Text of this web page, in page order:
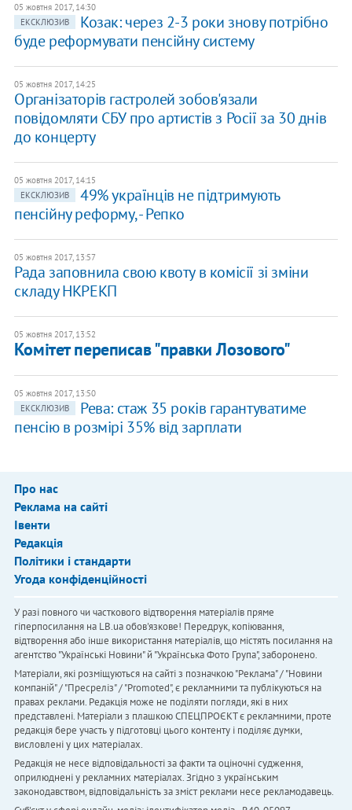
05 жовтня 2017, 14:30
ЕКСКЛЮЗИВ
Козак: через 2-3 роки знову потрібно
буде реформувати пенсійну систему
05 жовтня 2017, 14:25
Організаторів гастролей зобов'язали
повідомляти СБУ про артистів з Росії за 30 днів
до концерту
05 жовтня 2017, 14:15
ЕКСКЛЮЗИВ
49% українців не підтримують
пенсійну реформу, - Репко
05 жовтня 2017, 13:57
Рада заповнила свою квоту в комісії зі зміни
складу НКРЕКП
05 жовтня 2017, 13:52
Комітет переписав "правки Лозового"
05 жовтня 2017, 13:50
ЕКСКЛЮЗИВ
Рева: стаж 35 років гарантуватиме
пенсію в розмірі 35% від зарплати
Про нас
Реклама на сайті
Івенти
Редакція
Політики і стандарти
Угода конфіденційності
У разі повного чи часткового відтворення матеріалів пряме
гіперпосилання на LB.ua обов'язкове! Передрук, копіювання,
відтворення або інше використання матеріалів, що містять посилання на
агентство "Українськi Новини" й "Українська Фото Група", заборонено.
Матеріали, які розміщуються на сайті з позначкою "Реклама" / "Новини
компаній" / "Пресреліз" / "Promoted", є рекламними та публікуються на
правах реклами. Редакція може не поділяти погляди, які в них
представлені. Матеріали з плашкою СПЕЦПРОЄКТ є рекламними, проте
редакція бере участь у підготовці цього контенту і поділяє думки,
висловлені у цих матеріалах.
Редакція не несе відповідальності за факти та оціночні судження,
оприлюднені у рекламних матеріалах. Згідно з українським
законодавством, відповідальність за зміст реклами несе рекламодавець.